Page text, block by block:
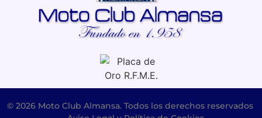
© 2026 Moto Club Almansa. Todos los derechos reservados